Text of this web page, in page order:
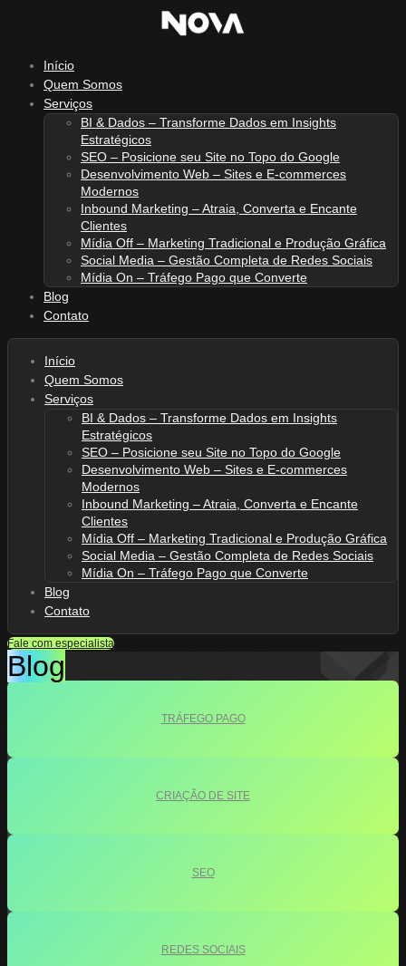
conteúdoInício
Quem Somos
Serviços
BI & Dados – Transforme Dados em Insights
Estratégicos
SEO – Posicione seu Site no Topo do Google
Desenvolvimento Web – Sites e E-commerces
Modernos
Inbound Marketing – Atraia, Converta e Encante
Clientes
Mídia Off – Marketing Tradicional e Produção Gráfica
Social Media – Gestão Completa de Redes Sociais
Mídia On – Tráfego Pago que Converte
Blog
Contato
Início
Quem Somos
Serviços
BI & Dados – Transforme Dados em Insights
Estratégicos
SEO – Posicione seu Site no Topo do Google
Desenvolvimento Web – Sites e E-commerces
Modernos
Inbound Marketing – Atraia, Converta e Encante
Clientes
Mídia Off – Marketing Tradicional e Produção Gráfica
Social Media – Gestão Completa de Redes Sociais
Mídia On – Tráfego Pago que Converte
Blog
Contato
Fale com especialista
Blog
TRÁFEGO PAGO
CRIAÇÃO DE SITE
SEO
REDES SOCIAIS